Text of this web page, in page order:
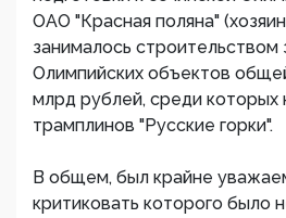
ОАО "Красная поляна"
занималось строительством
Олимпийских объектов
млрд рублей, среди которых
трамплинов "Русские горки".
В общем, был крайне
критиковать которого было